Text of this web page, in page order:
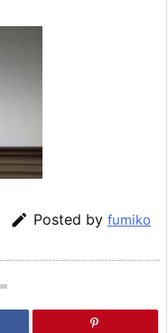
 Posted by fumiko